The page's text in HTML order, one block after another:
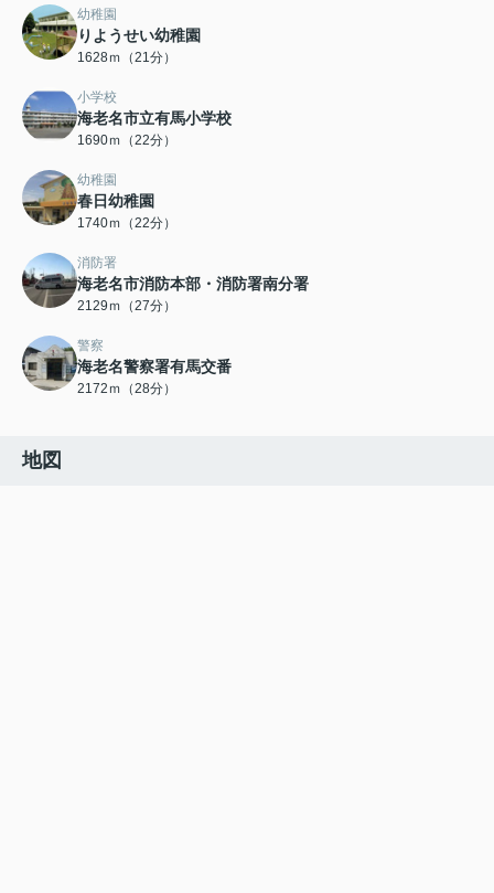
幼稚園
りようせい幼稚園
1628ｍ（21分）
小学校
海老名市立有馬小学校
1690ｍ（22分）
幼稚園
春日幼稚園
1740ｍ（22分）
消防署
海老名市消防本部・消防署南分署
2129ｍ（27分）
警察
海老名警察署有馬交番
2172ｍ（28分）
地図